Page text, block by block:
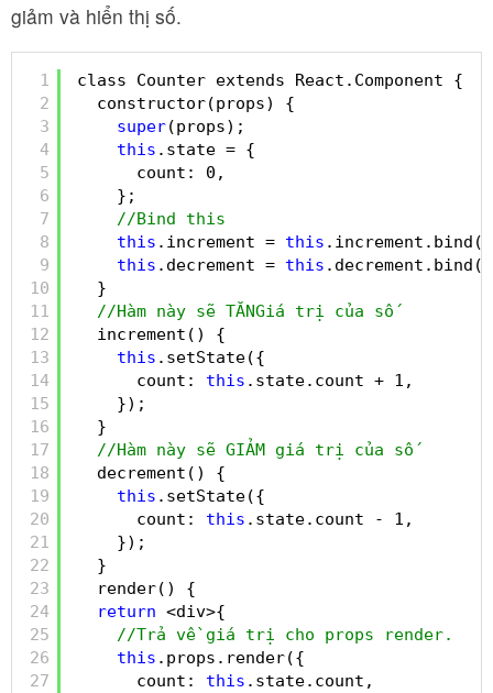
giảm và hiển thị số.
1
2
3
4
5
6
7
8
9
10
11
12
13
14
15
16
17
18
19
20
21
22
23
24
25
26
27
class Counter extends React.Component {
constructor(props) {
super(props);
this .state = {
count: 0,
};
//Bind this
this .increment = this .increment.bind(
this .decrement = this .decrement.bind(
}
//Hàm này sẽ TĂNGiá trị của số
increment() {
this .setState({
count: this .state.count + 1,
});
}
//Hàm này sẽ GIẢM giá trị của số
decrement() {
this .setState({
count: this .state.count - 1,
});
}
render() {
return <div>{
//Trả về giá trị cho props render.
this .props.render({
count: this .state.count,